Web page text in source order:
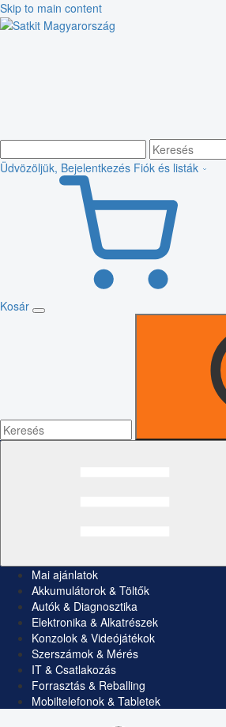
Skip to main content
Üdvözöljük, Bejelentkezés Fiók és listák
Kosár
Mai ajánlatok
Akkumulátorok & Töltők
Autók & Diagnosztika
Elektronika & Alkatrészek
Konzolok & Videójátékok
Szerszámok & Mérés
IT & Csatlakozás
Forrasztás & Reballing
Mobiltelefonok & Tabletek